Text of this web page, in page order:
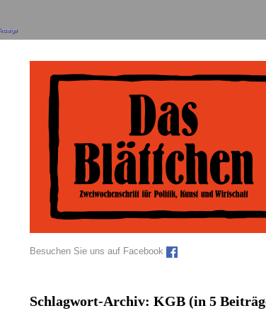
Besuchen Sie uns auf Facebook
Schlagwort-Archiv: KGB (in 5